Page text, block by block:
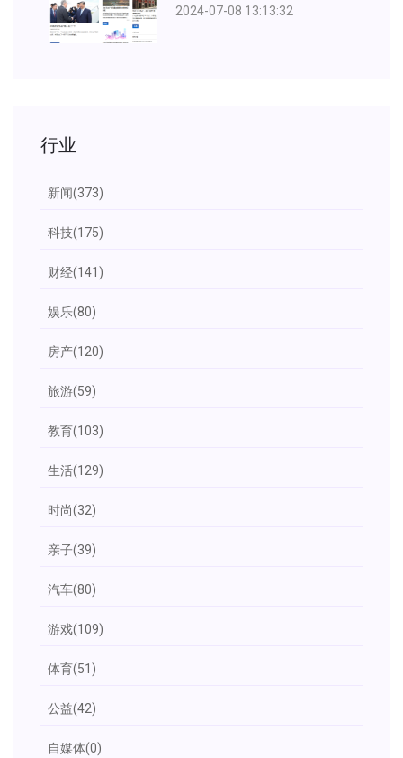
2024-07-08 13:13:32
行业
新闻(373)
科技(175)
财经(141)
娱乐(80)
房产(120)
旅游(59)
教育(103)
生活(129)
时尚(32)
亲子(39)
汽车(80)
游戏(109)
体育(51)
公益(42)
自媒体(0)